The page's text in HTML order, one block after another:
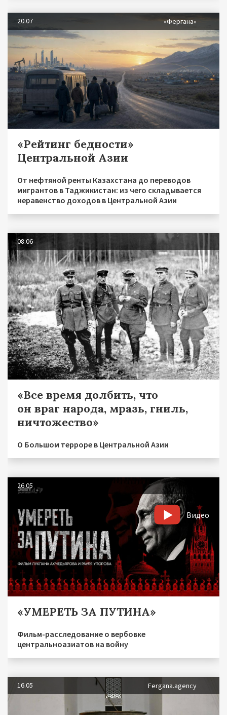
20.07 «Фергана»
«Рейтинг бедности»
Центральной Азии
От нефтяной ренты Казахстана до переводов
мигрантов в Таджикистан: из чего складывается
неравенство доходов в Центральной Азии
08.06
«Все время долбить, что
он враг народа, мразь, гниль,
ничтожество»
О Большом терроре в Центральной Азии
26.05
Видео
«УМЕРЕТЬ ЗА ПУТИНА»
Фильм-расследование о вербовке
центральноазиатов на войну
16.05 Fergana.agency